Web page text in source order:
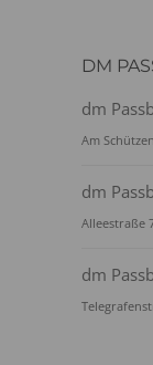
DM
dm
Am
dm
Alleestraße
dm